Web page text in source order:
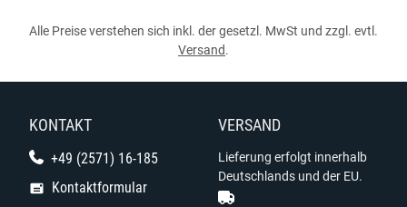
Alle Preise verstehen sich inkl. der gesetzl. MwSt und zzgl. evtl.
Versand.
KONTAKT
+49 (2571) 16-185
Kontaktformular
VERSAND
Lieferung erfolgt innerhalb
Deutschlands und der EU.